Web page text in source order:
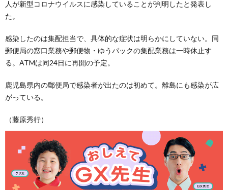
人が新型コロナウイルスに感染していることが判明したと発表し
た。
感染したのは集配担当で、具体的な症状は明らかにしていない。同
郵便局の窓口業務や郵便物・ゆうパックの集配業務は一時休止す
る。ATMは同24日に再開の予定。
鹿児島県内の郵便局で感染者が出たのは初めて。離島にも感染が広
がっている。
（藤原秀行）